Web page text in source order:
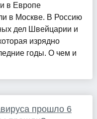
в Европе
в Москве. В Россию
дел Швейцарии и
изрядно
годы. О чем и
прошло 6